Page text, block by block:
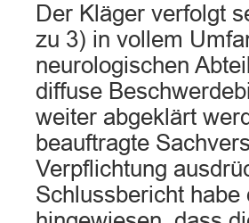
Der Kläger verfolgt
zu 3) in vollem
neurologischen
diffuse
weiter abgeklärt
beauftragte
Verpflichtung
Schlussbericht